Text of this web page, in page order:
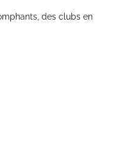
des clubs en